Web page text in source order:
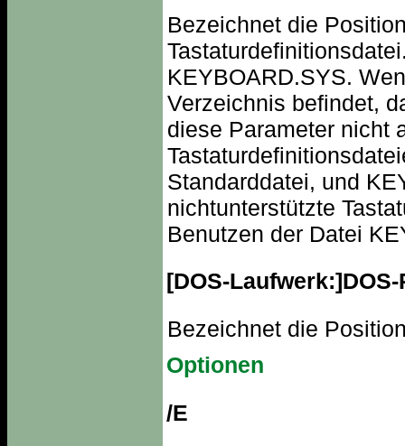
Bezeichnet die
KEYBOARD.SYS.
Verzeichnis befindet,
diese Parameter nicht
Standarddatei, und
nichtunterstützte
Benutzen der Datei
[DOS-Laufwerk:]DOS-
Bezeichnet die
Optionen
/E